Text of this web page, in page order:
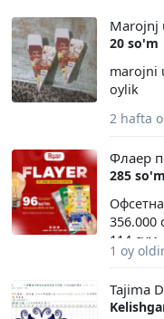
Marojnj
20 so'm
marojni
oylik
2 hafta
Флаер
285 so'm
356.000
114 сум
Услуга
1 oy
Tajima